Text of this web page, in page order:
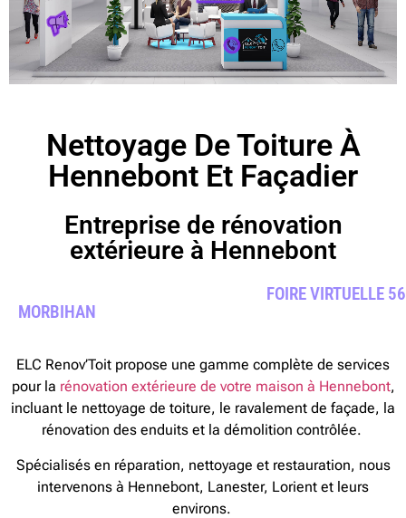
Nettoyage De Toiture À
Hennebont Et Façadier
Entreprise de rénovation
extérieure à Hennebont
FOIRE VIRTUELLE 56
MORBIHAN
ELC Renov’Toit propose une gamme complète de services
pour la rénovation extérieure de votre maison à Hennebont,
incluant le nettoyage de toiture, le ravalement de façade, la
rénovation des enduits et la démolition contrôlée.
Spécialisés en réparation, nettoyage et restauration, nous
intervenons à Hennebont, Lanester, Lorient et leurs
environs.